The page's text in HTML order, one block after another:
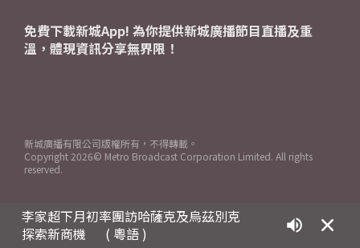
李家超下月初率團訪哈薩克及烏茲別克
探索新商機
( 粵語 )
免費下載新城App! 為你提供新城廣播節目直播及重
溫，體現資訊分享無界限！
新城廣播有限公司版權所有，不得轉載。
Copyright 2026© Metro Broadcast Corporation Limited. All rights
reserved.